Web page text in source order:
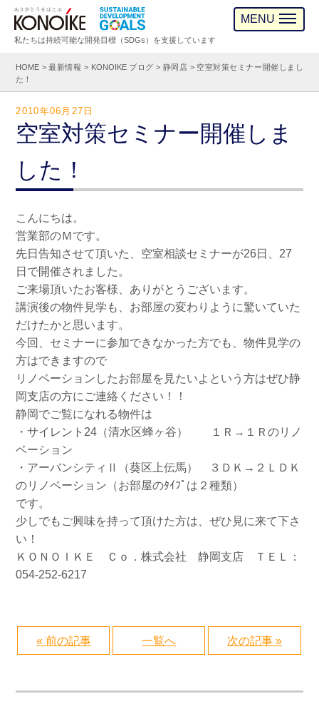
私たちは持続可能な開発目標（SDGs）を支援しています
MENU
HOME >最新情報 > KONOIKE ブログ > 静岡店 > 空室対策セミナー開催しまし
た！
2010年06月27日
空室対策セミナー開催しま
した！
こんにちは。
営業部のＭです。
先日告知させて頂いた、空室相談セミナーが26日、27
日で開催されました。
ご来場頂いたお客様、ありがとうございます。
講演後の物件見学も、お部屋の変わりように驚いていた
だけたかと思います。
今回、セミナーに参加できなかった方でも、物件見学の
方はできますので
リノベーションしたお部屋を見たいよという方はぜひ静
岡支店の方にご連絡ください！！
静岡でご覧になれる物件は
・サイレント24（清水区蜂ヶ谷） １Ｒ→１Ｒのリノ
ベーション
・アーバンシティⅡ（葵区上伝馬） ３ＤＫ→２ＬＤＫ
のリノベーション（お部屋のﾀｲﾌﾟは２種類）
です。
少しでもご興味を持って頂けた方は、ぜひ見に来て下さ
い！
ＫＯＮＯＩＫＥ Ｃｏ．株式会社 静岡支店 ＴＥＬ：
054-252-6217
« 前の記事 一覧へ 次の記事 »